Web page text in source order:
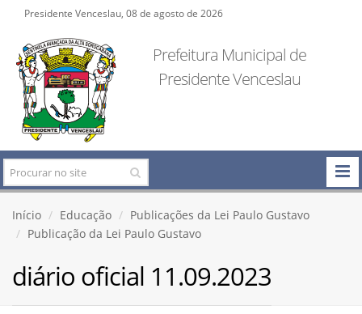
Presidente Venceslau, 08 de agosto de 2026
Prefeitura Municipal de
Presidente Venceslau
Início Educação
Publicações da Lei Paulo Gustavo
Publicação da Lei Paulo Gustavo
diário oficial 11.09.2023